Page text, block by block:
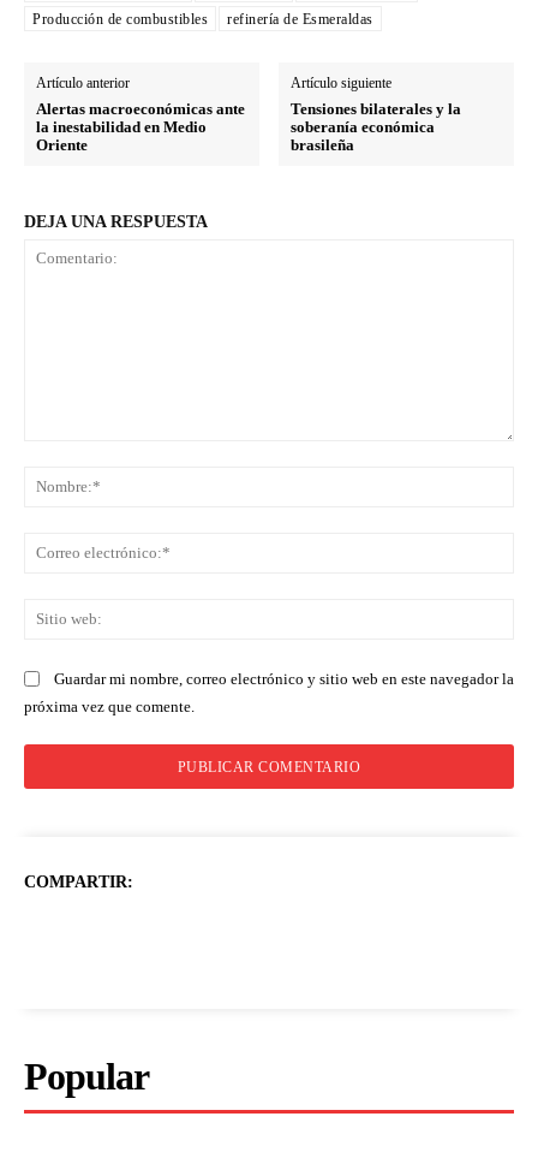
Producción de combustibles refinería de Esmeraldas
Artículo anterior
Alertas macroeconómicas ante
la inestabilidad en Medio
Oriente
Artículo siguiente
Tensiones bilaterales y la
soberanía económica
brasileña
DEJA UNA RESPUESTA
Guardar mi nombre, correo electrónico y sitio web en este navegador la
próxima vez que comente.
COMPARTIR:
Popular